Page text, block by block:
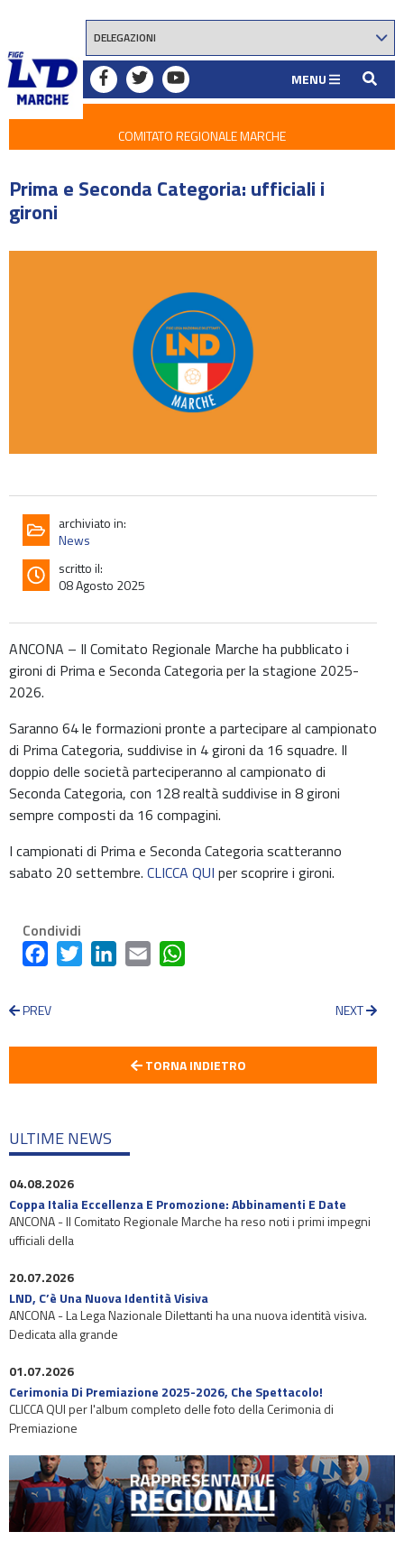
MENU
COMITATO REGIONALE MARCHE
Prima e Seconda Categoria: ufficiali i
gironi
archiviato in:
News
scritto il:
08 Agosto 2025
ANCONA – Il Comitato Regionale Marche ha pubblicato i
gironi di Prima e Seconda Categoria per la stagione 2025-
2026.
Saranno 64 le formazioni pronte a partecipare al campionato
di Prima Categoria, suddivise in 4 gironi da 16 squadre. Il
doppio delle società parteciperanno al campionato di
Seconda Categoria, con 128 realtà suddivise in 8 gironi
sempre composti da 16 compagini.
I campionati di Prima e Seconda Categoria scatteranno
sabato 20 settembre. CLICCA QUI per scoprire i gironi.
Condividi
FacebookTwitter LinkedInEmail
PREV NEXT
TORNA INDIETRO
ULTIME NEWS
04.08.2026
Coppa Italia Eccellenza E Promozione: Abbinamenti E Date
ANCONA - Il Comitato Regionale Marche ha reso noti i primi impegni
ufficiali della
20.07.2026
LND, C’è Una Nuova Identità Visiva
ANCONA - La Lega Nazionale Dilettanti ha una nuova identità visiva.
Dedicata alla grande
01.07.2026
Cerimonia Di Premiazione 2025-2026, Che Spettacolo!
CLICCA QUI per l'album completo delle foto della Cerimonia di
Premiazione